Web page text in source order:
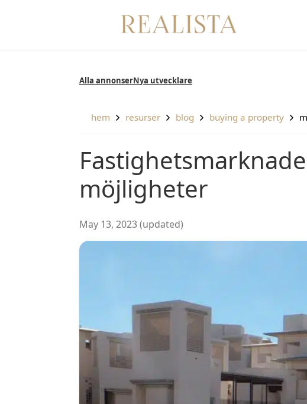
Alla annonser Nya utvecklare
hem resurser blog buying a property
Fastighetsmarknaden i Marbella erbjuder växande
möjligheter
May 13, 2023 (updated)